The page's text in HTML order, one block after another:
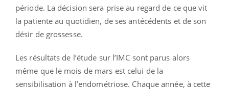
période. La décision sera prise au regard de ce que vit
la patiente au quotidien, de ses antécédents et de son
désir de grossesse.
Les résultats de l’étude sur l’IMC sont parus alors
même que le mois de mars est celui de la
sensibilisation à l’endométriose. Chaque année, à cette